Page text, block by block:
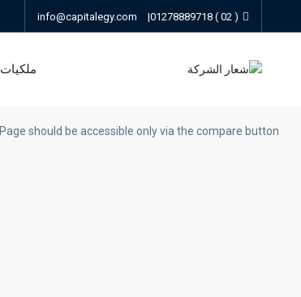
( 02 ) 01278889718
|
info@capitalegy.com
ملكيات
Page should be accessible only via the compare button